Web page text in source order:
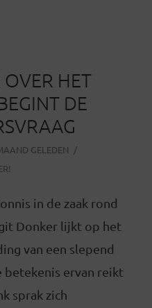
HET
DE
GELEDEN
in de zaak rond
Donker lijkt op het
van een slepend
betekenis ervan reikt
sprak zich